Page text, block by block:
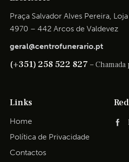
Praça Salvador Alves Pereira,
4970 – 442 Arcos de Valdevez
geral@centrofunerario.pt
(+351) 258 522 827 – Chamada
Links
Home
Política de Privacidade
Contactos